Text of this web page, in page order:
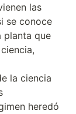
las
se conoce
planta que
la ciencia
heredó